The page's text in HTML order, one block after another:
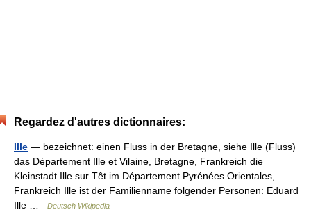
Regardez d'autres dictionnaires:
Ille — bezeichnet: einen Fluss in der Bretagne, siehe Ille (Fluss)
das Département Ille et Vilaine, Bretagne, Frankreich die
Kleinstadt Ille sur Têt im Département Pyrénées Orientales,
Frankreich Ille ist der Familienname folgender Personen: Eduard
Ille …
Deutsch Wikipedia